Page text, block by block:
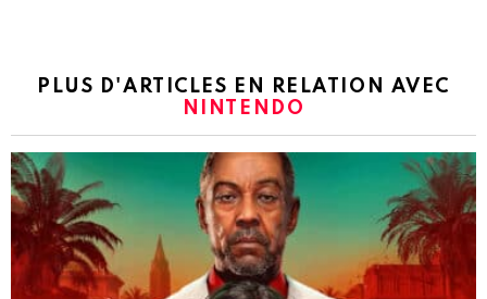
PLUS D'ARTICLES EN RELATION AVEC
NINTENDO